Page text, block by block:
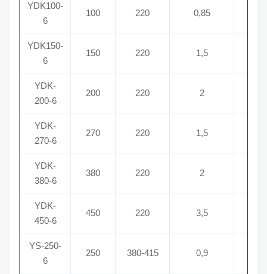
YDK100-
6
100 220 0,85
YDK150-
6
150 220 1,5
YDK-
200-6
200 220 2
YDK-
270-6
270 220 1,5
YDK-
380-6
380 220 2
YDK-
450-6
450 220 3,5
YS-250-
6
250 380-415 0,9